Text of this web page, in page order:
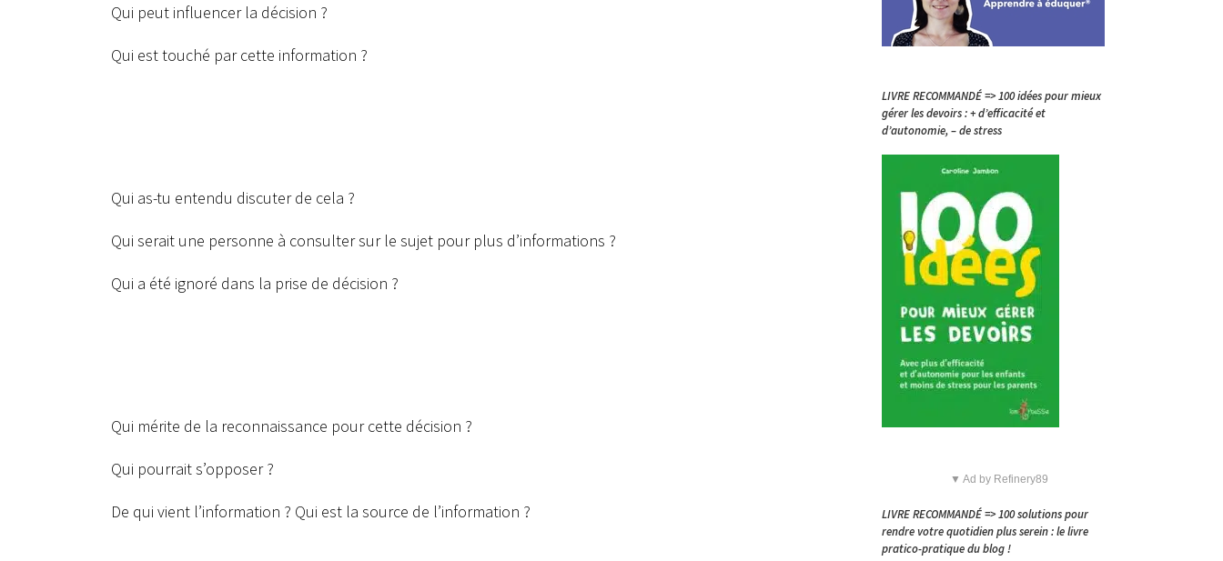
Qui peut influencer la décision ?
Qui est touché par cette information ?
Qui as-tu entendu discuter de cela ?
Qui serait une personne à consulter sur le sujet pour plus d’informations ?
Qui a été ignoré dans la prise de décision ?
Qui mérite de la reconnaissance pour cette décision ?
Qui pourrait s’opposer ?
De qui vient l’information ? Qui est la source de l’information ?
LIVRE RECOMMANDÉ => 100 idées pour mieux
gérer les devoirs : + d’efficacité et
d’autonomie, – de stress
▼ Ad by Refinery89
LIVRE RECOMMANDÉ => 100 solutions pour
rendre votre quotidien plus serein : le livre
pratico-pratique du blog !